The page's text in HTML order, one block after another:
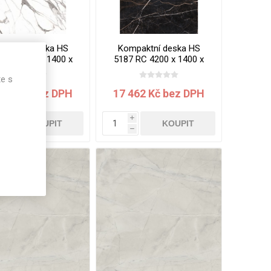
deska HS
MT 4200 x 1400 x
Kč bez DPH
KOUPIT
Kompaktní deska HS
5187 RC 4200 x 1400 x
12 mm Mramor Efes
17 462 Kč bez DPH
i
h
KOUPIT
s